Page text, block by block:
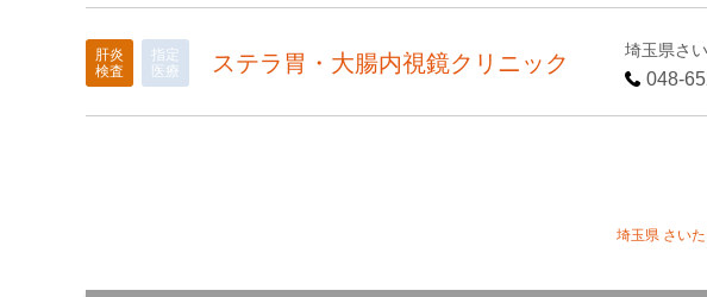
肝炎
検査
指定
医療
ステラ胃・大腸内視鏡クリニック 埼玉県さ
048-
埼玉県 さい